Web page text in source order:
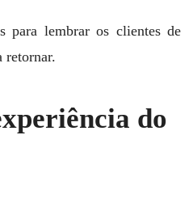
para lembrar os clientes de
retornar.
do